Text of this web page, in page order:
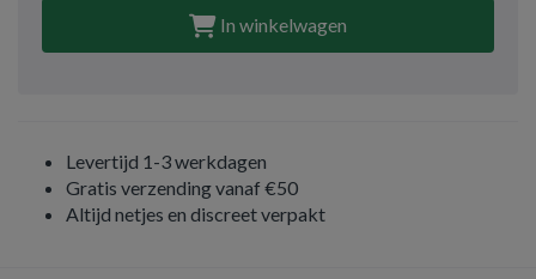
In winkelwagen
Levertijd 1-3 werkdagen
Gratis verzending vanaf €50
Altijd netjes en discreet verpakt